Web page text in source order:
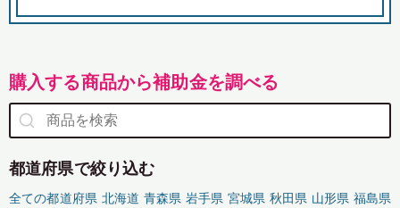
購入する商品から補助金を調べる
都道府県で絞り込む
全ての都道府県 北海道 青森県 岩手県 宮城県 秋田県 山形県 福島県